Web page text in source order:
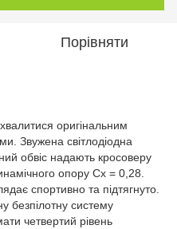
Порівняти
оригінальним
Звужена світлодіодна
обвіс надають кросоверу
опору Сх = 0,28.
спортивно та підтягнуто.
безпілотну систему
четвертий рівень